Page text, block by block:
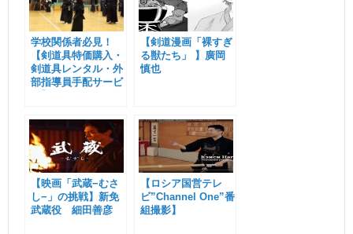
学校関係者必見！
【剣道具特価購入・
剣道具レンタル・外
部指導員手配サービ
【剣道漫画「裸すぎ
る獣たち」 】廣岡
慎也
【映画「武蔵−むさ
し−」の挑戦】新免
武蔵役 細田善彦
【ロシア国営テレ
ビ”Channel One”番
組撮影】